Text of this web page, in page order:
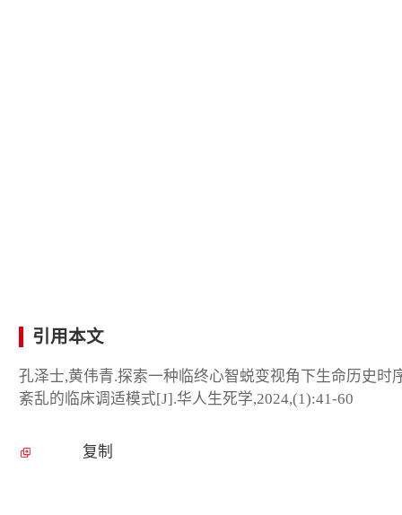
引用本文
孔泽士,黄伟青.探索一种临终心智蜕变视角下生命历史时
紊乱的临床调适模式[J].华人生死学,2024,(1):41-60
复制